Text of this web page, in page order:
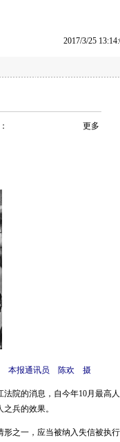
2017/3/25
更多
本报通讯员 陈欢 摄
院的消息，自今年10月最高人
兵的效果。
之一，应当被纳入失信被执行